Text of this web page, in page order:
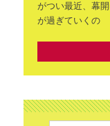
がつい最近、幕
が過ぎていくの